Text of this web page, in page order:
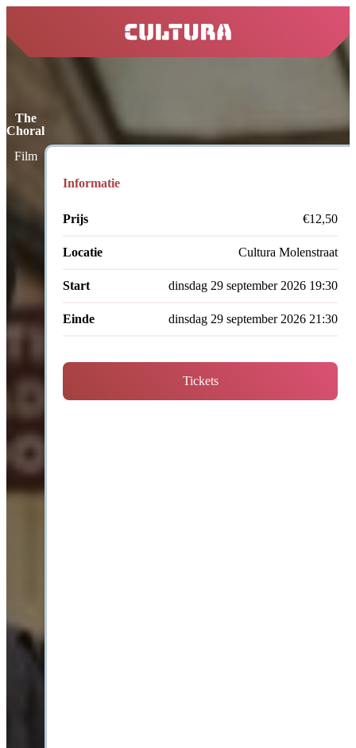
home
The
Choral
Film
Informatie
Prijs €12,50
Locatie Cultura Molenstraat
Start dinsdag 29 september 2026 19:30
Einde dinsdag 29 september 2026 21:30
Tickets